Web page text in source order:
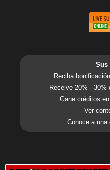
Sus
Reciba
Receive 20% - 30%
Gane créditos
Ver
Conoce a una